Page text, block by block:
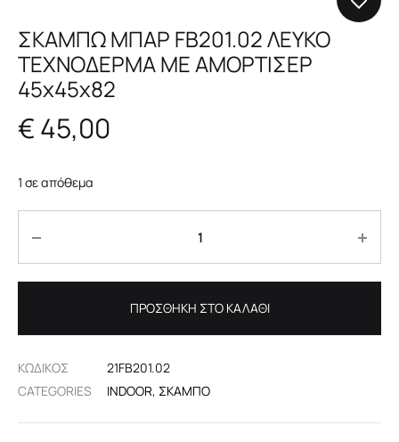
ΣΚΑΜΠΩ ΜΠΑΡ FB201.02 ΛΕΥΚΟ
ΤΕΧΝΟΔΕΡΜΑ ΜΕ ΑΜΟΡΤΙΣΕΡ
45χ45χ82
€45,00
1 σε απόθεμα
ΠΡΟΣΘΉΚΗ ΣΤΟ ΚΑΛΆΘΙ
ΚΩΔΙΚΟΣ
21FB201.02
CATEGORIES
INDOOR, ΣΚΑΜΠΌ